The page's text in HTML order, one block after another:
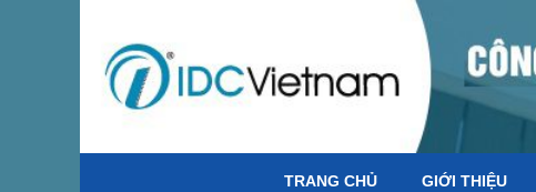
TRANG CHỦ GIỚI THIỆU